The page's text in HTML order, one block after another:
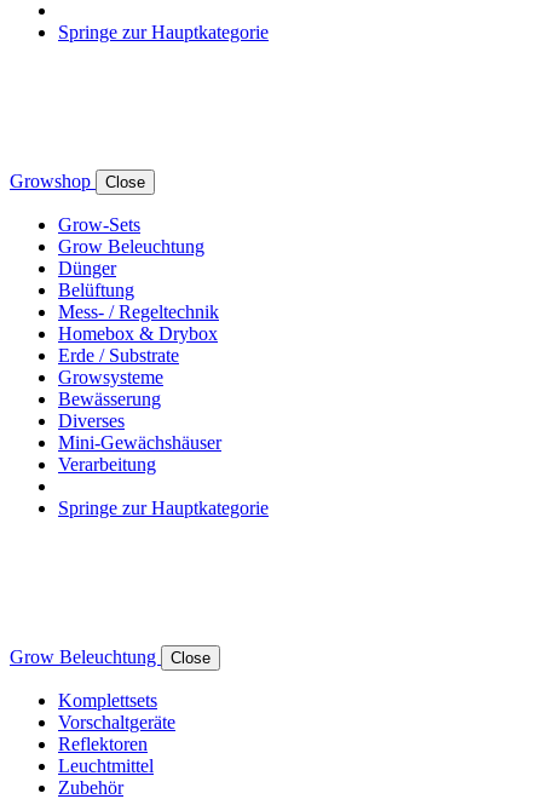
Springe zur Hauptkategorie
Growshop Close
Grow-Sets
Grow Beleuchtung
Dünger
Belüftung
Mess- / Regeltechnik
Homebox & Drybox
Erde / Substrate
Growsysteme
Bewässerung
Diverses
Mini-Gewächshäuser
Verarbeitung
Springe zur Hauptkategorie
Grow Beleuchtung Close
Komplettsets
Vorschaltgeräte
Reflektoren
Leuchtmittel
Zubehör